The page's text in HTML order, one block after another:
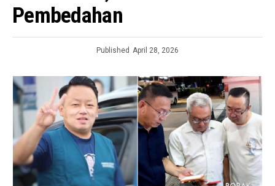
Pembedahan
Published April 28, 2026